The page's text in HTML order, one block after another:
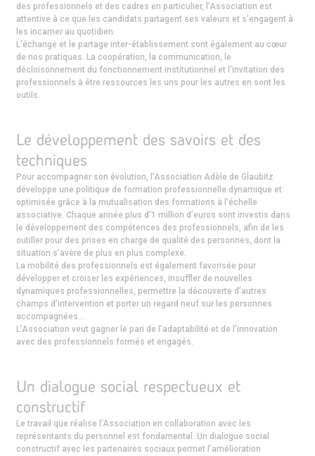
des professionnels et des cadres en particulier, l’Association est
attentive à ce que les candidats partagent ses valeurs et s’engagent à
les incarner au quotidien.
L’échange et le partage inter-établissement sont également au cœur
de nos pratiques. La coopération, la communication, le
décloisonnement du fonctionnement institutionnel et l’invitation des
professionnels à être ressources les uns pour les autres en sont les
outils.
Le développement des savoirs et des
techniques
Pour accompagner son évolution, l’Association Adèle de Glaubitz
développe une politique de formation professionnelle dynamique et
optimisée grâce à la mutualisation des formations à l’échelle
associative. Chaque année plus d’1 million d’euros sont investis dans
le développement des compétences des professionnels, afin de les
outiller pour des prises en charge de qualité des personnes, dont la
situation s’avère de plus en plus complexe.
La mobilité des professionnels est également favorisée pour
développer et croiser les expériences, insuffler de nouvelles
dynamiques professionnelles, permettre la découverte d’autres
champs d’intervention et porter un regard neuf sur les personnes
accompagnées…
L’Association veut gagner le pari de l’adaptabilité et de l’innovation
avec des professionnels formés et engagés.
Un dialogue social respectueux et
constructif
Le travail que réalise l’Association en collaboration avec les
représentants du personnel est fondamental. Un dialogue social
constructif avec les partenaires sociaux permet l’amélioration